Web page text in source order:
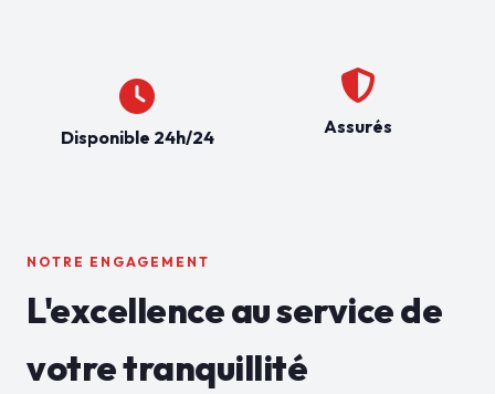
Disponible 24h/24 Assurés
NOTRE ENGAGEMENT
L'excellence au service de
votre tranquillité